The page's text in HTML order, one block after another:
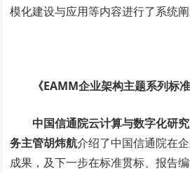
模化建设与应用等内容进行了系统阐
《EAMM企业架构主题系列标
中国信通院云计算与数字化研
务主管胡炜航介绍了中国信通院在
成果，及下一步在标准贯标、报告